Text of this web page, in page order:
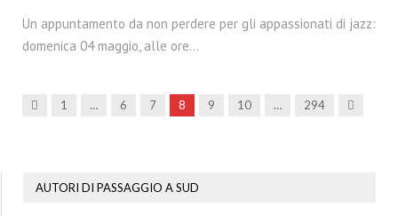
Un appuntamento da non perdere per gli appassionati di jazz:
domenica 04 maggio, alle ore…
Precedenti
1 … 6 7 8 9 10 … 294 Prossima
AUTORI DI PASSAGGIO A SUD